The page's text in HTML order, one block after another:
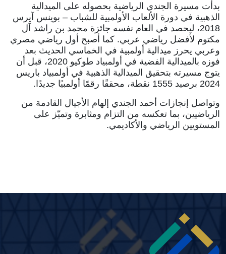
بدأت مسيرة الجندي الرياضية بحصوله على الميدالية
الذهبية في دورة الألعاب الأولمبية للشباب – بوينس آيرس
2018، ليحصد في العام نفسه جائزة محمد بن راشد آل
مكتوم لأفضل رياضي عربي. كما أصبح أول رياضي مصري
وعربي يحرز ميدالية أولمبية في الخماسي الحديث بعد
فوزه بالميدالية الفضية في أولمبياد طوكيو 2020، قبل أن
يتوج مسيرته بتحقيق الميدالية الذهبية في أولمبياد باريس
2024 برصيد 1555 نقطة، محققًا رقمًا أولمبيًا جديدًا.
وتواصل إنجازات أحمد الجندي إلهام الأجيال القادمة من
الرياضيين، بما تعكسه من التزام ومثابرة وتميّز على
المستويين الرياضي والأكاديمي.